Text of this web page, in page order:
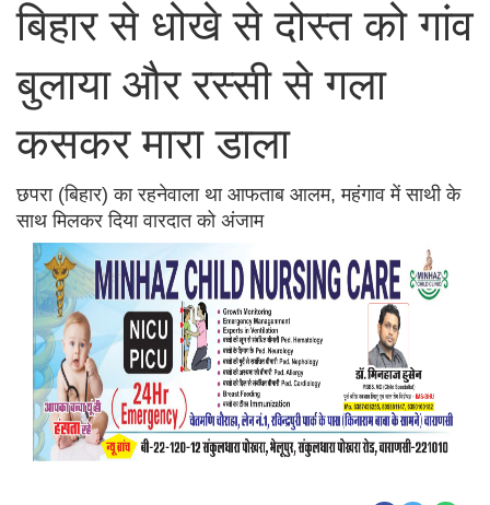
बिहार से धोखे से दोस्त को गांव
बुलाया और रस्सी से गला
कसकर मारा डाला
छपरा (बिहार) का रहनेवाला था आफताब आलम, महंगाव में साथी के
साथ मिलकर दिया वारदात को अंजाम